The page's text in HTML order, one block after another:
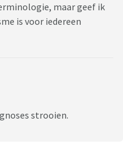
maar geef ik
is voor iedereen
strooien.